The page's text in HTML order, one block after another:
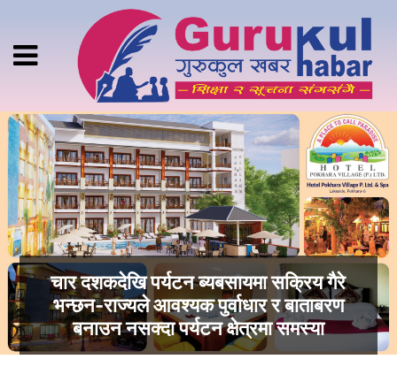
चार दशकदेखि पर्यटन ब्यबसायमा सक्रिय गैरे
भन्छन-राज्यले आवश्यक पुर्वाधार र बाताबरण
बनाउन नसक्दा पर्यटन क्षेत्रमा समस्या